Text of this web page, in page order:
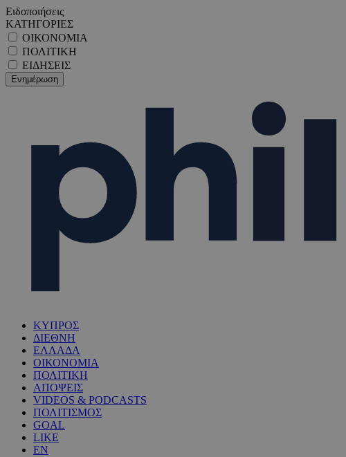
Ειδοποιήσεις
ΚΑΤΗΓΟΡΙΕΣ
ΟΙΚΟΝΟΜΙΑ
ΠΟΛΙΤΙΚΗ
ΕΙΔΗΣΕΙΣ
ΚΥΠΡΟΣ
ΔΙΕΘΝΗ
ΕΛΛΑΔΑ
ΟΙΚΟΝΟΜΙΑ
ΠΟΛΙΤΙΚΗ
ΑΠΟΨΕΙΣ
VIDEOS & PODCASTS
ΠΟΛΙΤΙΣΜΟΣ
GOAL
LIKE
EN